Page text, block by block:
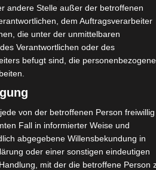
andere Stelle außer der betroffenen
dem Auftragsverarbeiter
die unter der unmittelbaren
Verantwortlichen oder des
befugt sind, die
von der betroffenen Person freiwillig
Fall in informierter Weise und
abgegebene Willensbekundung in
oder einer sonstigen eindeutigen
mit der die betroffene Person